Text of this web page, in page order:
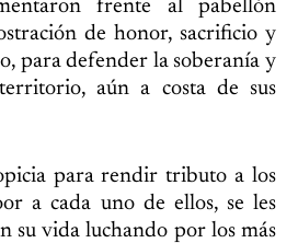
frente al pabellón
de honor, sacrificio y
para defender la soberanía y
aún a costa de sus
para rendir tributo a los
a cada uno de ellos, se les
su vida luchando por los más